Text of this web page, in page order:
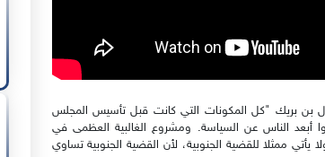
بن بريك "كل المكونات التي كانت قبل تأسيس المجلس
أبعد الناس عن السياسة. ومشروع الغالبية العظمى في
ممثلا للقضية الجنوبية، لأن القضية الجنوبية تساوي